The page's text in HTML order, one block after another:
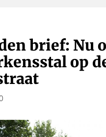
brief: Nu
op